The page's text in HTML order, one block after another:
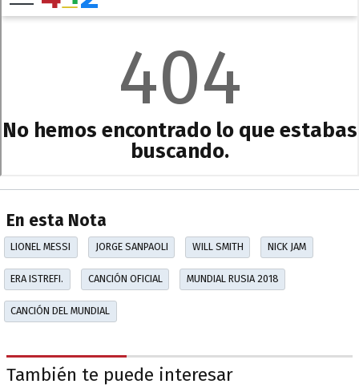
En esta Nota
LIONEL MESSI JORGE SANPAOLI WILL SMITH NICK JAM
ERA ISTREFI. CANCIÓN OFICIAL MUNDIAL RUSIA 2018
CANCIÓN DEL MUNDIAL
También te puede interesar